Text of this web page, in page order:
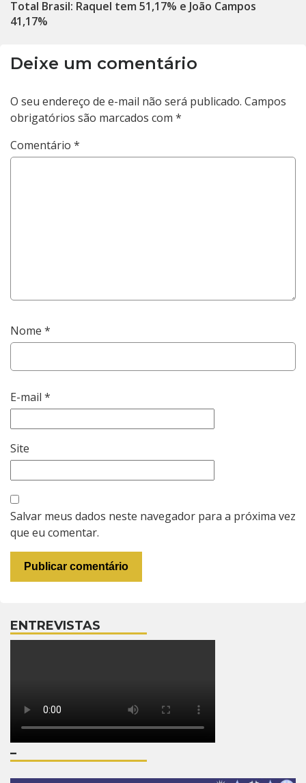
Total Brasil: Raquel tem 51,17% e João Campos
41,17%
Deixe um comentário
O seu endereço de e-mail não será publicado. Campos
obrigatórios são marcados com *
Comentário *
Nome *
E-mail *
Site
Salvar meus dados neste navegador para a próxima vez
que eu comentar.
ENTREVISTAS
–